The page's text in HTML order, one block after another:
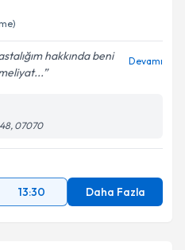
hakkında beni
Devamı
07070
13:30 Daha Fazla